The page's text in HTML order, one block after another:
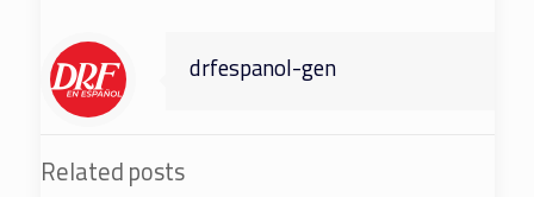
drfespanol-gen
Related posts